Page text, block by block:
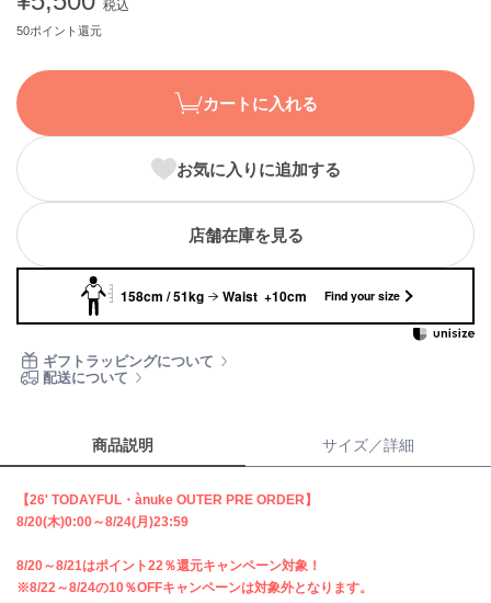
バレリット
BANDOLIER
バンドリヤー
Barbour
バブアー
Beyond Closet
ビヨンドクローゼット
Calvin Klein
カルバン・クライン
セロン
税込
50ポイント還元
カートに入れる
お気に入りに追加する
店舗在庫を見る
158cm / 51kg Waist +10cm Find your size
ギフトラッピングについて
配送について
商品説明 サイズ／詳細
【26' TODAYFUL・ànuke OUTER PRE ORDER】
8/20(木)0:00～8/24(月)23:59
8/20～8/21はポイント22％還元キャンペーン対象！
※8/22～8/24の10％OFFキャンペーンは対象外となります。